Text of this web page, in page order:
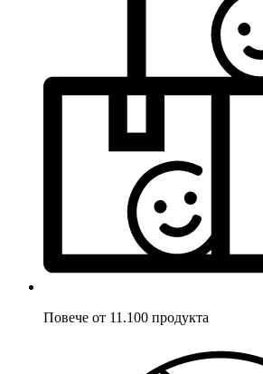
Повече от 11.100 продукта